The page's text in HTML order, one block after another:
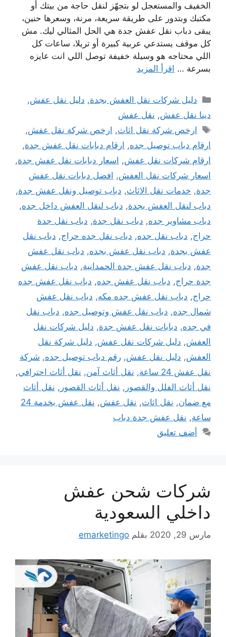
الخفيف والمستعجل لو بتجهّز لنقل حاجة من بيتك أو
مكتبك وبتدور على طريقة سريعة، مرنة، وسعرها حنين،
يبقى دباب نقل عفش جدة هي الحل المثالي ليك. مش
كل موقف يستدعي عربية كبيرة أو تريلا، ساعات كل
اللي محتاجه هو وسيلة خفيفة توصل اللي انت عايزه
بسرعة … اقرأ المزيد
التصنيفات
دليل شركات نقل العفش بجدة, دليل نقل عفش,
دينا نقل عفش, نقل عفش
الوسوم
ارخص شركة نقل اثاث, ارخص شركة نقل عفش,
ارقام دباب توصيل جده, ارقام دبابات نقل عفش جدة,
ارقام شركات نقل عفش, اسعار دبابات نقل عفش جدة,
اسعار شركات نقل العفش, افضل دبابات نقل عفش
جدة, خدمات نقل الاثاث, دباب توصيل ونقل عفش جدة,
دباب لنقل العفش بجدة, دباب لنقل العفش داخل جده,
دباب مشاوير جده, دباب نقل جدة, دباب نقل جدة
حراج, دباب نقل جده, دباب نقل جده حراج, دباب نقل
عفش بجدة, دباب نقل عفش بجده, دباب نقل عفش
جدة, دباب نقل عفش جدة الحمدانية, دباب نقل عفش
جدة حراج, دباب نقل عفش جده, دباب نقل عفش جده
حراج, دباب نقل عفش جده مكه, دباب نقل عفش
شمال جده, دباب نقل عفش وتوصيل جده, دباب نقل
في جده, دبابات نقل عفش جدة, دليل شركات نقل
العفش, دليل شركات نقل عفش, دليل شركة نقل
العفش, دليل نقل عفش, رقم دباب توصيل جده, شركة
نقل عفش 24 ساعة
, نقل أثاث آمن, نقل أثاث احترافي,
نقل أثاث الفلل والقصور , نقل أثاث القصور , نقل أثاث
مع ضمان, نقل اثاث, نقل عفش,
نقل عفش بخدمة 24
ساعة, نقل عفش جدة دباب
أضف تعليق
شركات شحن عفش
داخلي السعودية
مارس 29, 2020 بقلم emarketingo